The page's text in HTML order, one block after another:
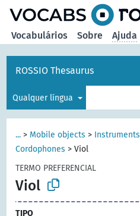
Vocabulários Sobre Ajuda
ROSSIO Thesaurus
Qualquer língua
... > Mobile objects > Instruments
Cordophones >Viol
TERMO PREFERENCIAL
Viol
TIPO